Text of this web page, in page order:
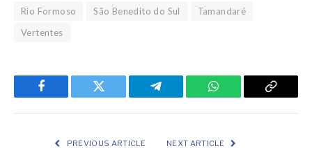
Rio Formoso
São Benedito do Sul
Tamandaré
Vertentes
Facebook Twitter Telegram WhatsApp Copy
PREVIOUS ARTICLE NEXT ARTICLE